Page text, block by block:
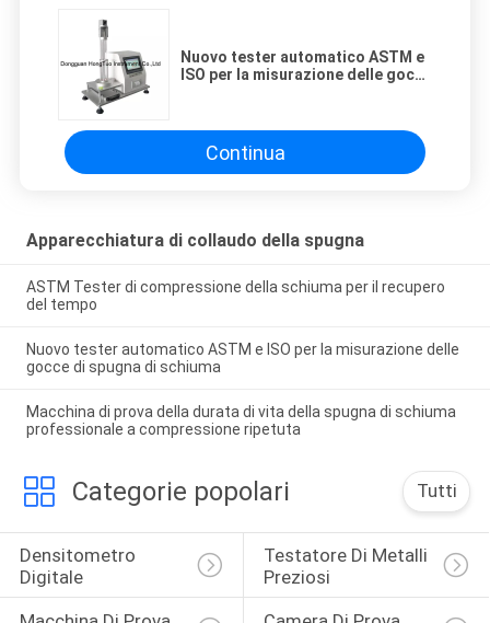
Nuovo tester automatico ASTM e
ISO per la misurazione delle gocce
Continua
Apparecchiatura di collaudo della spugna
ASTM Tester di compressione della schiuma per il recupero
del tempo
Nuovo tester automatico ASTM e ISO per la misurazione delle
gocce di spugna di schiuma
Macchina di prova della durata di vita della spugna di schiuma
professionale a compressione ripetuta
Categorie popolari Tutti
Densitometro
Digitale
Testatore Di Metalli
Preziosi